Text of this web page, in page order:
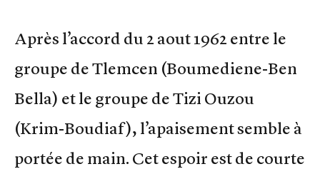
Après l’accord du 2 aout 1962 entre le
groupe de Tlemcen (Boumediene-Ben
Bella) et le groupe de Tizi Ouzou
(Krim-Boudiaf), l’apaisement semble à
portée de main. Cet espoir est de courte